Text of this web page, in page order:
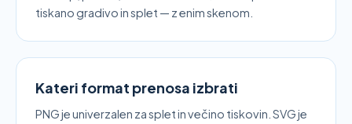
tiskano gradivo in splet — z enim skenom.
Kateri format prenosa izbrati
PNG je univerzalen za splet in večino tiskovin. SVG je